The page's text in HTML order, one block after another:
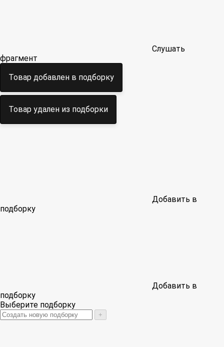
Слушать
фрагмент
Товар добавлен в подборку
Товар удален из подборки
Добавить в
подборку
Добавить в
подборку
Выберите подборку
+